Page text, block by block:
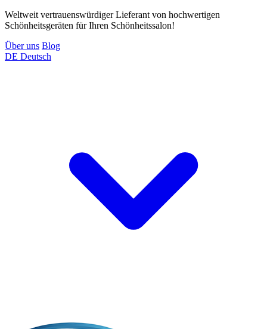
Weltweit vertrauenswürdiger Lieferant von hochwertigen
Schönheitsgeräten für Ihren Schönheitssalon!
Über uns Blog
DE Deutsch